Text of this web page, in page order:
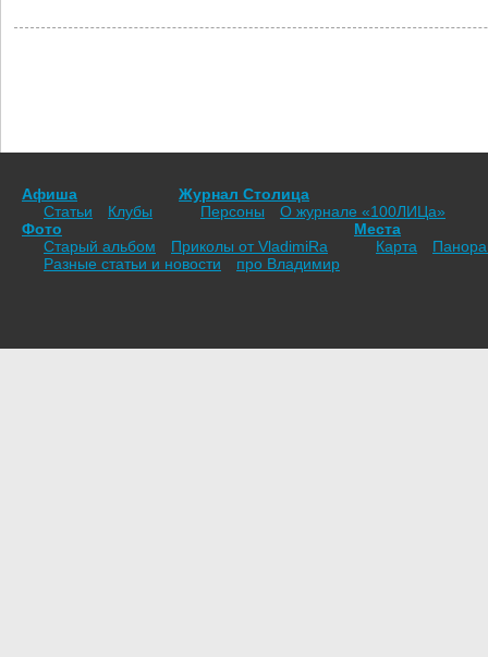
Афиша
Статьи
Клубы
Журнал Столица
Персоны
О журнале «100ЛИЦа»
Фото
Старый альбом
Приколы от VladimiRа
Места
Карта
Разные статьи и новости
про Владимир